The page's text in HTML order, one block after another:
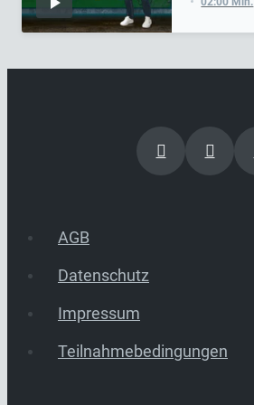
AGB
Datenschutz
Impressum
Teilnahmebedingungen